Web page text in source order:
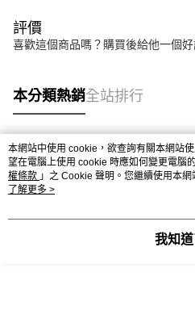
評價
喜歡這個商品嗎？購買後給他一個
本分類熱銷全站排行
熱門標籤
本網站中使用 cookie，欲查詢有關本網站
望在電腦上使用 cookie 時應如何變更電腦
權條款 」之 Cookie 聲明。您繼續使用本
用條款之 Cookie 聲明使用 cookie。
了解更多 >
我知